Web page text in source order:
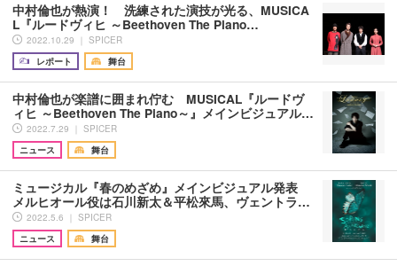
中村倫也が熱演！ 洗練された演技が光る、MUSICA
L『ルードヴィヒ ～Beethoven The Piano…
2022.10.29 ｜ SPICER
レポート
舞台
中村倫也が楽譜に囲まれ佇む MUSICAL『ルードヴ
ィヒ ～Beethoven The Piano～』メインビジュアル…
2022.7.29 ｜ SPICER
ニュース
舞台
ミュージカル『春のめざめ』メインビジュアル発表
メルヒオール役は石川新太＆平松來馬、ヴェントラ…
2022.5.6 ｜ SPICER
ニュース
舞台